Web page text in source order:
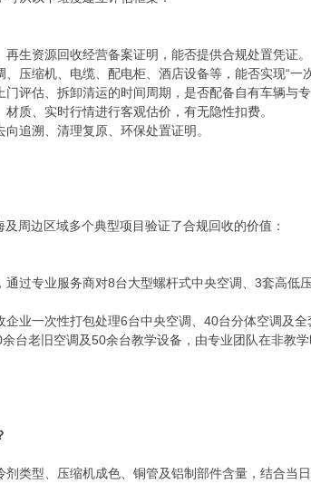
生资源回收经营备案证明，能否提供合规处置凭证。
压缩机、电缆、配电柜、酒店设备等，能否实现“一
门评估、拆卸清运的时间周期，是否配备自有车辆与专
质、实时行情进行客观估价，有无隐性扣费。
追溯、清理复原、环保处置证明。
周边区域多个典型项目验证了合规回收的价值：
过专业服务商对8台大型螺杆式中央空调、3套高
业一次性打包处理6台中央空调、40台分体空调及
台老旧空调及50余台教学设备，由专业团队在非教
类型、压缩机成色、铜管及铝制部件含量，结合当